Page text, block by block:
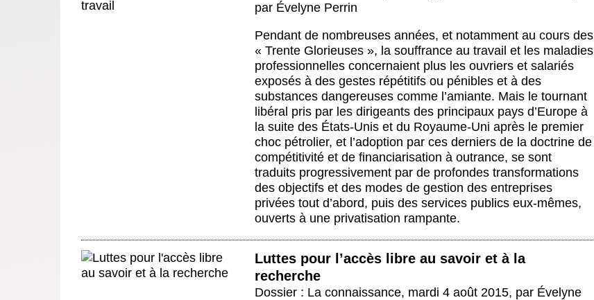
par Évelyne Perrin
Pendant de nombreuses années, et notamment au cours des
« Trente Glorieuses », la souffrance au travail et les maladies
professionnelles concernaient plus les ouvriers et salariés
exposés à des gestes répétitifs ou pénibles et à des
substances dangereuses comme l’amiante. Mais le tournant
libéral pris par les dirigeants des principaux pays d’Europe à
la suite des États-Unis et du Royaume-Uni après le premier
choc pétrolier, et l’adoption par ces derniers de la doctrine de
compétitivité et de financiarisation à outrance, se sont
traduits progressivement par de profondes transformations
des objectifs et des modes de gestion des entreprises
privées tout d’abord, puis des services publics eux-mêmes,
ouverts à une privatisation rampante.
Luttes pour l’accès libre au savoir et à la
recherche
Dossier : La connaissance, mardi 4 août 2015, par Évelyne